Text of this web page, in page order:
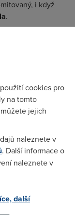
i když
.
zatím není
univerzity a
objemy dat a
klasický model
mezi zaplacením
slouží
Po útoku
že
cookies pro
na tomto
jejich
naleznete v
. Další informace o
naleznete v
další